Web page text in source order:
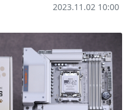
2023.11.02 10:00